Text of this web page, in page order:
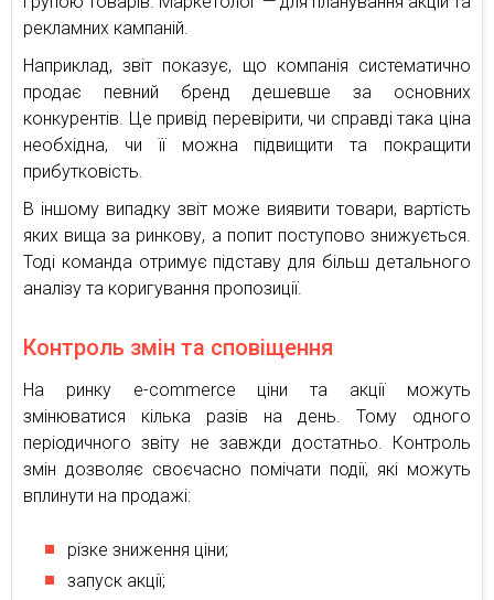
рекламних кампаній.
Наприклад, звіт показує, що компанія систематично
продає певний бренд дешевше за основних
конкурентів. Це привід перевірити, чи справді така ціна
необхідна, чи її можна підвищити та покращити
прибутковість.
В іншому випадку звіт може виявити товари, вартість
яких вища за ринкову, а попит поступово знижується.
Тоді команда отримує підставу для більш детального
аналізу та коригування пропозиції.
Контроль змін та сповіщення
На ринку e-commerce ціни та акції можуть
змінюватися кілька разів на день. Тому одного
періодичного звіту не завжди достатньо. Контроль
змін дозволяє своєчасно помічати події, які можуть
вплинути на продажі:
різке зниження ціни;
запуск акції;